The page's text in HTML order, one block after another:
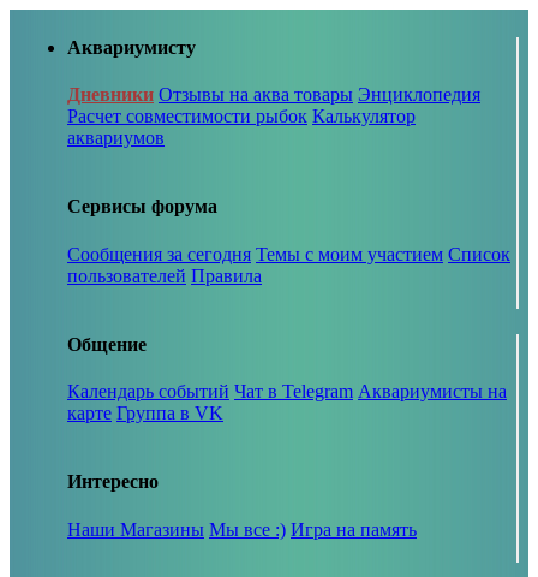
Аквариумисту
Дневники Отзывы на аква товары Энциклопедия
Расчет совместимости рыбок Калькулятор
аквариумов
Сервисы форума
Сообщения за сегодня Темы с моим участием Список
пользователей Правила
Общение
Календарь событий Чат в Telegram Аквариумисты на
карте Группа в VK
Интересно
Наши Магазины Мы все :) Игра на память